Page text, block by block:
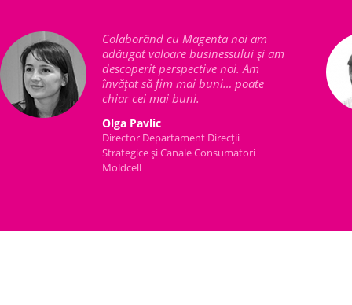
Colaborând cu Magenta noi am
adăugat valoare businessului și am
descoperit perspective noi. Am
învățat să fim mai buni… poate
chiar cei mai buni.
Olga Pavlic
Director Departament Direcţii
Strategice şi Canale Consumatori
Moldcell